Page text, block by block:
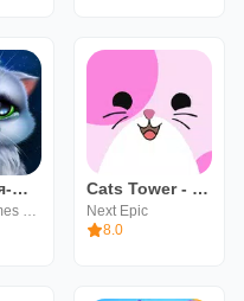
Котопедия-Милые котики-питомцы
Octopus Games LLC
Cats Tower - Самая милая игра!
Next Epic
8.0